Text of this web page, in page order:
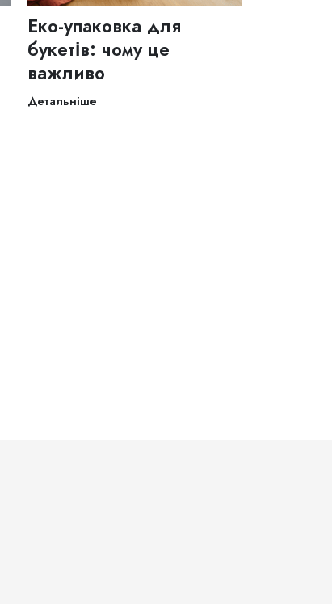
Еко-упаковка для
букетів: чому це
важливо
Детальніше